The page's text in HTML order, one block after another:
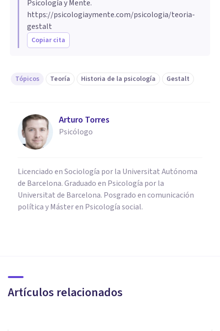
una aplicación práctica enfocada en la auto-
conciencia y la resolución de conflictos
emocionales.
Psicología y Mente.
https://psicologiaymente.com/psicologia/teoria-
gestalt
Copiar cita
Tópicos Teoría Historia de la psicología Gestalt
Arturo Torres
Psicólogo
Licenciado en Sociología por la Universitat Autónoma
de Barcelona. Graduado en Psicología por la
Universitat de Barcelona. Posgrado en comunicación
política y Máster en Psicología social.
Artículos relacionados
psicología social